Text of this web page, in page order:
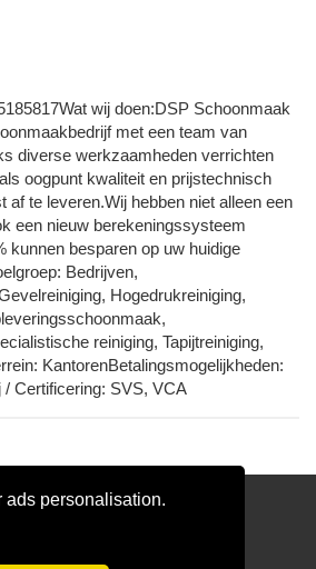
ads personalisation.
wij doen:DSP Schoonmaak
met een team van
diverse werkzaamheden verrichten
oogpunt kwaliteit en prijstechnisch
af te leveren.Wij hebben niet alleen een
een nieuw berekeningssysteem
kunnen besparen op uw huidige
Bedrijven,
Hogedrukreiniging,
reiniging, Tapijtreiniging,
KantorenBetalingsmogelijkheden:
Certificering: SVS, VCA
Offertes Vergelijken